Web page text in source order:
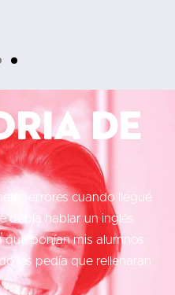
de
errores cuando llegué
debía hablar un inglés
que ponían mis alumnos
les pedía que rellenaran